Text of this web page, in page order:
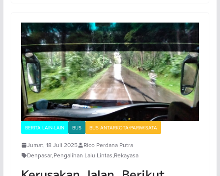
BERITA LAIN-LAIN BUS BUS ANTARKOTA/PARIWISATA
Jumat, 18 Juli 2025
Rico Perdana Putra
Denpasar,Pengalihan Lalu Lintas,Rekayasa